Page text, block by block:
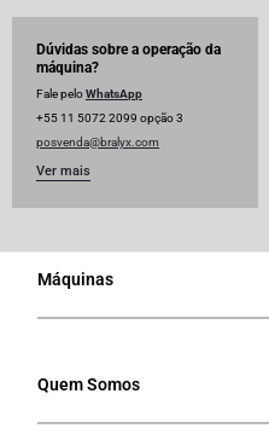
Dúvidas sobre a operação da
máquina?
Fale peloWhatsApp
+55 11 5072 2099 opção 3
posvenda@bralyx.com
Ver mais
Máquinas
Quem Somos